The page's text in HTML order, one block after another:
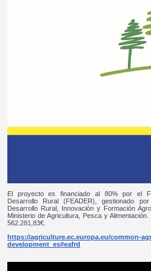
El proyecto es financiado al 80% por el
Desarrollo Rural (FEADER), gestionado
Desarrollo Rural, Innovación y Formación
Ministerio de Agricultura, Pesca y
562.281,83€.
https://agriculture.ec.europa.eu/common-
development_es#eafrd